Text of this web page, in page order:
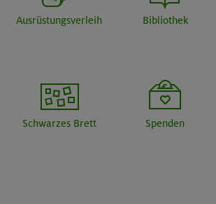
Ausrüstungsverleih Bibliothek
Schwarzes Brett Spenden